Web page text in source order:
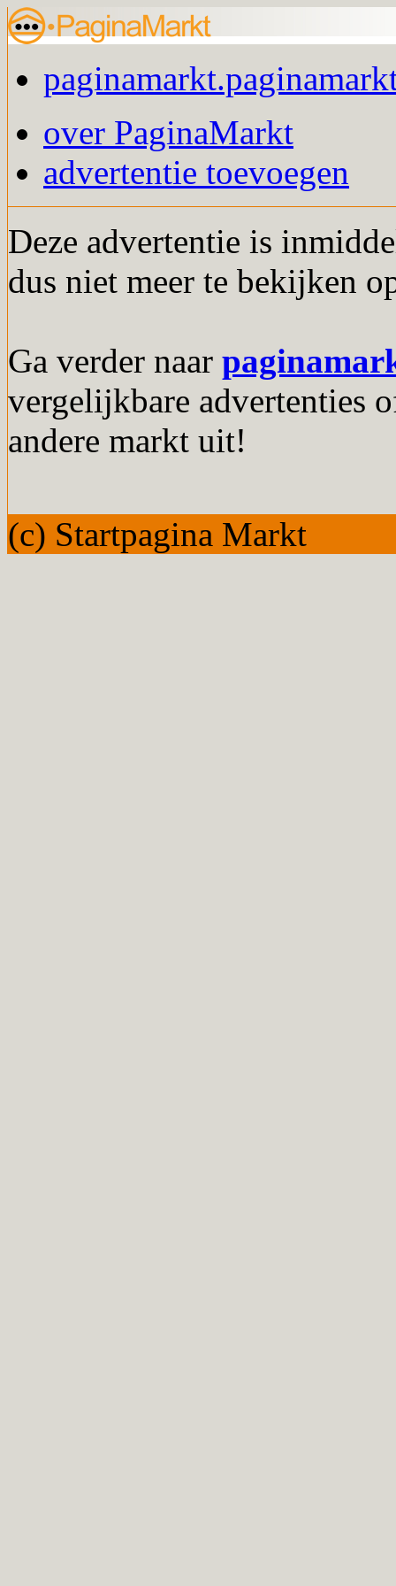
over PaginaMarkt
advertentie toevoegen
Deze advertentie is
dus niet meer te bekijken
Ga verder naar
vergelijkbare advertenties
andere markt uit!
(c) Startpagina Markt